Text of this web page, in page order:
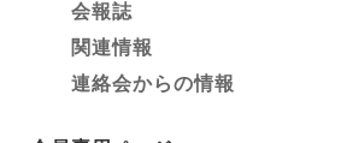
会報誌
関連情報
連絡会からの情報